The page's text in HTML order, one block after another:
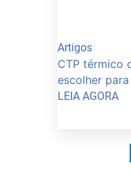
Artigos
CTP térmico
escolher
LEIA AGORA